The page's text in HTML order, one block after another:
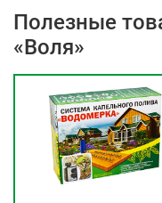
Полезные
«Воля»